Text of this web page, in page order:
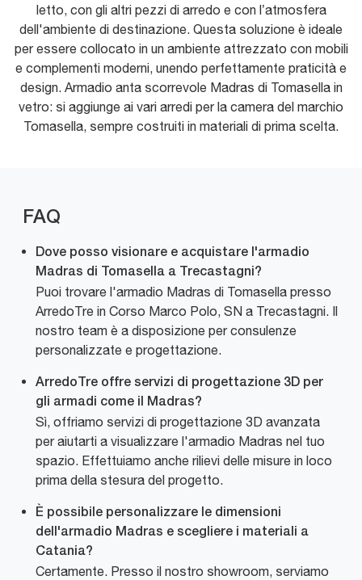
letto, con gli altri pezzi di arredo e con l’atmosfera
dell'ambiente di destinazione. Questa soluzione è ideale
per essere collocato in un ambiente attrezzato con mobili
e complementi moderni, unendo perfettamente praticità e
design. Armadio anta scorrevole Madras di Tomasella in
vetro: si aggiunge ai vari arredi per la camera del marchio
Tomasella, sempre costruiti in materiali di prima scelta.
FAQ
Dove posso visionare e acquistare l'armadio
Madras di Tomasella a Trecastagni?
Puoi trovare l'armadio Madras di Tomasella presso
ArredoTre in Corso Marco Polo, SN a Trecastagni. Il
nostro team è a disposizione per consulenze
personalizzate e progettazione.
ArredoTre offre servizi di progettazione 3D per
gli armadi come il Madras?
Sì, offriamo servizi di progettazione 3D avanzata
per aiutarti a visualizzare l'armadio Madras nel tuo
spazio. Effettuiamo anche rilievi delle misure in loco
prima della stesura del progetto.
È possibile personalizzare le dimensioni
dell'armadio Madras e scegliere i materiali a
Catania?
Certamente. Presso il nostro showroom, serviamo